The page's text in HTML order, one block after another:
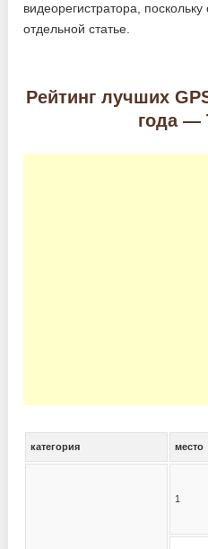
видеорегистратора,
отдельной статье.
Рейтинг лучших
года —
категория место
1